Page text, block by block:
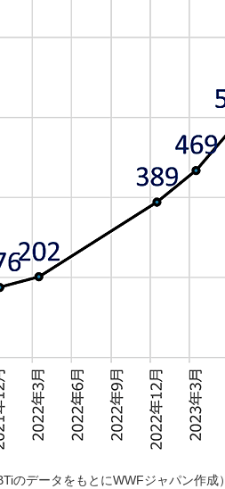
のデータをもとにWWFジャパン作成）